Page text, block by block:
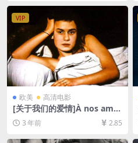
VIP
欧美 高清电影
[关于我们的爱情]À nos amo
urs (1983)[百度网盘+迅雷云
盘资源1080P超清未删减][MP
4/5.8GB][中文字幕]
3 年前 2.85